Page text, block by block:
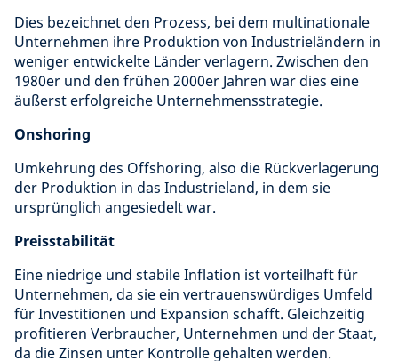
Dies bezeichnet den Prozess, bei dem multinationale
Unternehmen ihre Produktion von Industrieländern in
weniger entwickelte Länder verlagern. Zwischen den
1980er und den frühen 2000er Jahren war dies eine
äußerst erfolgreiche Unternehmensstrategie.
Onshoring
Umkehrung des Offshoring, also die Rückverlagerung
der Produktion in das Industrieland, in dem sie
ursprünglich angesiedelt war.
Preisstabilität
Eine niedrige und stabile Inflation ist vorteilhaft für
Unternehmen, da sie ein vertrauenswürdiges Umfeld
für Investitionen und Expansion schafft. Gleichzeitig
profitieren Verbraucher, Unternehmen und der Staat,
da die Zinsen unter Kontrolle gehalten werden.